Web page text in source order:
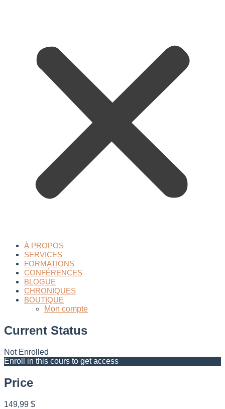
À PROPOS
SERVICES
FORMATIONS
CONFÉRENCES
BLOGUE
CHRONIQUES
BOUTIQUE
Mon compte
Current Status
Not Enrolled
Enroll in this cours to get access
Price
149,99 $